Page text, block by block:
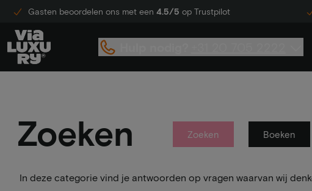
Gasten beoordelen ons met een 4.5/5 op Trustpilot
Zoeken Zoeken Boeken
In deze categorie vind je antwoorden op vragen waarvan wij